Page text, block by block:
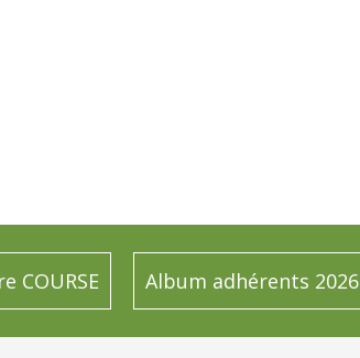
COURSE Album adhérents 2026